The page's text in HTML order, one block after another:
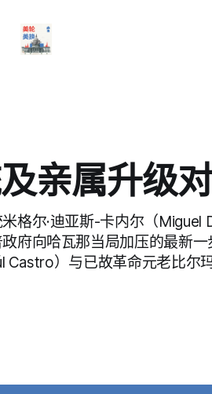
亲属升级
格尔·迪亚斯-卡内尔（Miguel
府向哈瓦那当局加压的最新
Castro）与已故革命元老比尔